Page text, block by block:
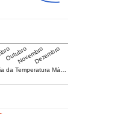
da Temperatura Má…
OutubroNovembroDezembro